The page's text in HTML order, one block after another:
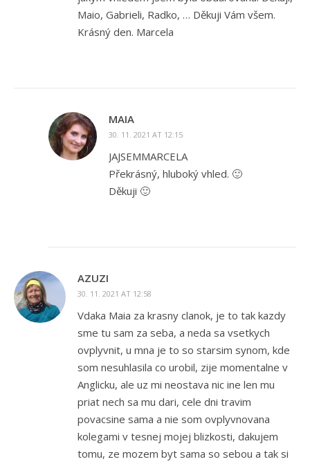
Maio, Gabrieli, Radko, … Děkuji Vám všem.
Krásný den. Marcela
MAIA
30. 11. 2021 AT 12:15
JAJSEMMARCELA
Překrásný, hluboký vhled. 🙂
Děkuji 🙂
AZUZI
30. 11. 2021 AT 12:58
Vdaka Maia za krasny clanok, je to tak kazdy
sme tu sam za seba, a neda sa vsetkych
ovplyvnit, u mna je to so starsim synom, kde
som nesuhlasila co urobil, zije momentalne v
Anglicku, ale uz mi neostava nic ine len mu
priat nech sa mu dari, cele dni travim
povacsine sama a nie som ovplyvnovana
kolegami v tesnej mojej blizkosti, dakujem
tomu, ze mozem byt sama so sebou a tak si